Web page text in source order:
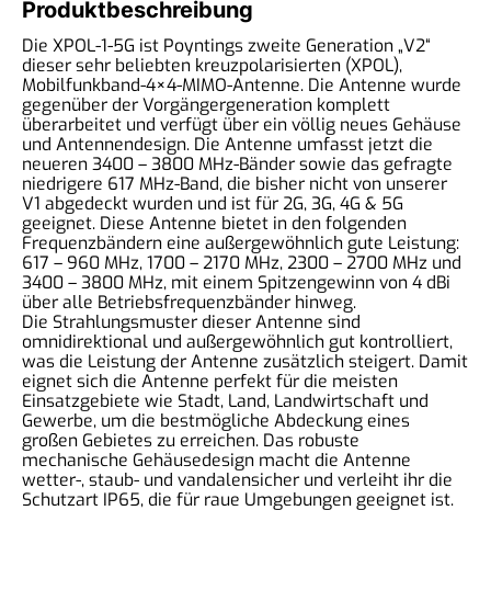
Produktbeschreibung
Die XPOL-1-5G ist Poyntings zweite Generation „V2“
dieser sehr beliebten kreuzpolarisierten (XPOL),
Mobilfunkband-4×4-MIMO-Antenne. Die Antenne wurde
gegenüber der Vorgängergeneration komplett
überarbeitet und verfügt über ein völlig neues Gehäuse
und Antennendesign. Die Antenne umfasst jetzt die
neueren 3400 – 3800 MHz-Bänder sowie das gefragte
niedrigere 617 MHz-Band, die bisher nicht von unserer
V1 abgedeckt wurden und ist für 2G, 3G, 4G & 5G
geeignet. Diese Antenne bietet in den folgenden
Frequenzbändern eine außergewöhnlich gute Leistung:
617 – 960 MHz, 1700 – 2170 MHz, 2300 – 2700 MHz und
3400 – 3800 MHz, mit einem Spitzengewinn von 4 dBi
über alle Betriebsfrequenzbänder hinweg.
Die Strahlungsmuster dieser Antenne sind
omnidirektional und außergewöhnlich gut kontrolliert,
was die Leistung der Antenne zusätzlich steigert. Damit
eignet sich die Antenne perfekt für die meisten
Einsatzgebiete wie Stadt, Land, Landwirtschaft und
Gewerbe, um die bestmögliche Abdeckung eines
großen Gebietes zu erreichen. Das robuste
mechanische Gehäusedesign macht die Antenne
wetter-, staub- und vandalensicher und verleiht ihr die
Schutzart IP65, die für raue Umgebungen geeignet ist.